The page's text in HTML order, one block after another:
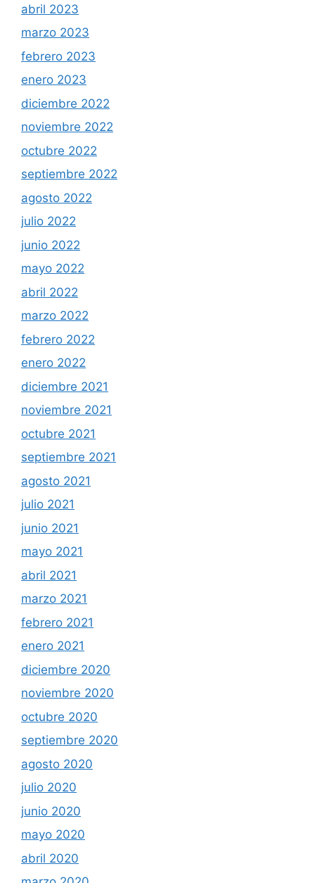
abril 2023
marzo 2023
febrero 2023
enero 2023
diciembre 2022
noviembre 2022
octubre 2022
septiembre 2022
agosto 2022
julio 2022
junio 2022
mayo 2022
abril 2022
marzo 2022
febrero 2022
enero 2022
diciembre 2021
noviembre 2021
octubre 2021
septiembre 2021
agosto 2021
julio 2021
junio 2021
mayo 2021
abril 2021
marzo 2021
febrero 2021
enero 2021
diciembre 2020
noviembre 2020
octubre 2020
septiembre 2020
agosto 2020
julio 2020
junio 2020
mayo 2020
abril 2020